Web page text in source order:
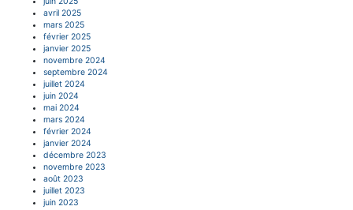
avril 2025
mars 2025
février 2025
janvier 2025
novembre 2024
septembre 2024
juillet 2024
juin 2024
mai 2024
mars 2024
février 2024
janvier 2024
décembre 2023
novembre 2023
août 2023
juillet 2023
juin 2023